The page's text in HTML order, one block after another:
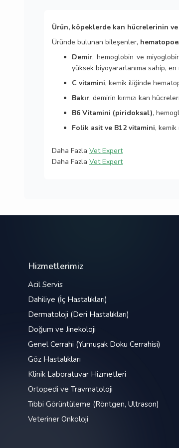
Ürün, köpeklerde kan hücrelerinin ve
Üründe bulunan bileşenler,
Demir, hemoglobin ve
yüksek biyoyararlanıma sahip,
C vitamini, kemik iliğinde
Bakır, demirin kırmızı kan
B6 Vitamini (piridoksal),
Folik asit ve B12 vitamini,
Daha Fazla Vet Expert
Daha Fazla Vet Expert
Hizmetlerimiz
Acil Servis
Dahiliye (İç Hastalıkları)
Dermatoloji (Deri Hastalıkları)
Doğum ve Jinekoloji
Genel Cerrahi (Yumuşak Doku Cerrahisi)
Göz Hastalıkları
Klinik Laboratuvar Hizmetleri
Ortopedi ve Travmatoloji
Tıbbi Görüntüleme (Röntgen, Ultrason)
Veteriner Onkoloji